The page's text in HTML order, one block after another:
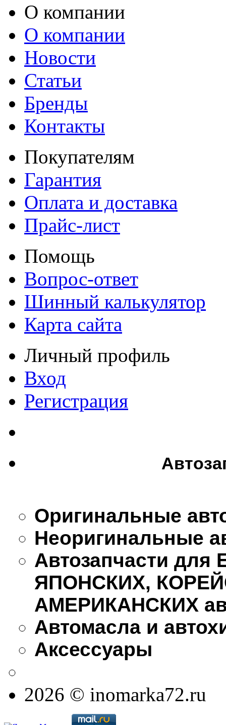
О компании
О компании
Новости
Статьи
Бренды
Контакты
Покупателям
Гарантия
Оплата и доставка
Прайс-лист
Помощь
Вопрос-ответ
Шинный калькулятор
Карта сайта
Личный профиль
Вход
Регистрация
Оригинальные
Неоригинальные
Автозапчасти
ЯПОНСКИХ,
АМЕРИКАНСКИХ
Автомасла и
Аксессуары
2026 © inomarka72.ru